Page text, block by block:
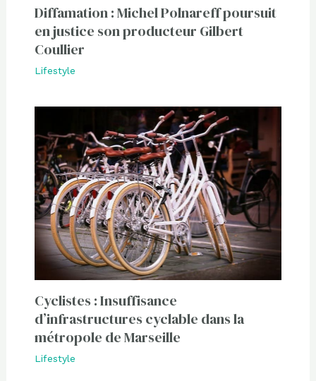
Diffamation : Michel Polnareff poursuit
en justice son producteur Gilbert
Coullier
Lifestyle
Cyclistes : Insuffisance
d’infrastructures cyclable dans la
métropole de Marseille
Lifestyle